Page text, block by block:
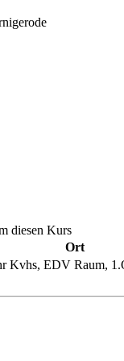
diesen Kurs
Ort
Kvhs, EDV Raum,